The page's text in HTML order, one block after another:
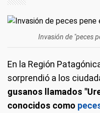
Invasión de "peces
En la Región
sorprendió a los
gusanos llamados
conocidos como